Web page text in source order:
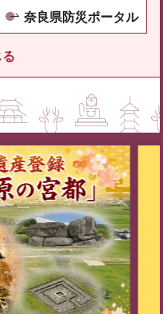
奈良県防災ポータル
る